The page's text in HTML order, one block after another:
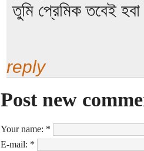
তুমি প্রেমিক তবেই
reply
Post new
Your name: *
E-mail: *